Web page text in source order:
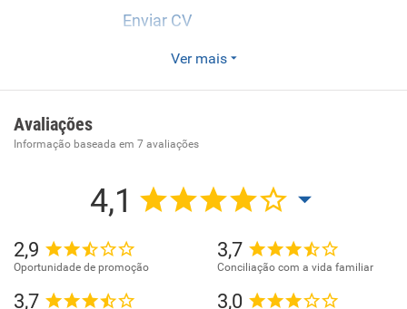
Enviar CV
Indústria e comércio de insumos e equipamentos. Atuando
uma cultura orientada pelo sucesso de nossos clientes.
Ver mais
Avaliações
Informação baseada em 7 avaliações
4,1
2,9
Oportunidade de promoção
3,7
Conciliação com a vida familiar
3,7 3,0